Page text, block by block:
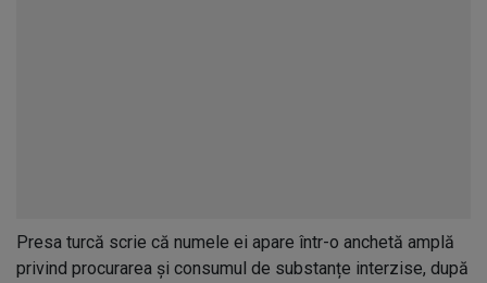
Presa turcă scrie că numele ei apare într-o anchetă amplă
privind procurarea și consumul de substanțe interzise, după